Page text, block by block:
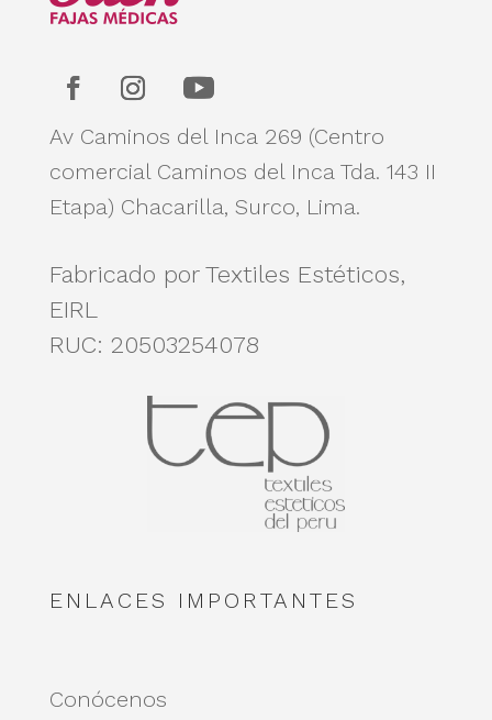
Av Caminos del Inca 269 (Centro
comercial Caminos del Inca Tda. 143 II
Etapa) Chacarilla, Surco, Lima.
Fabricado por Textiles Estéticos,
EIRL
RUC: 20503254078
ENLACES IMPORTANTES
Conócenos